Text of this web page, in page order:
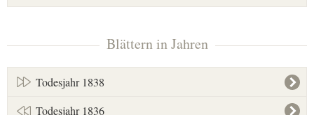
Blättern in Jahren
Todesjahr 1838
Todesjahr 1836